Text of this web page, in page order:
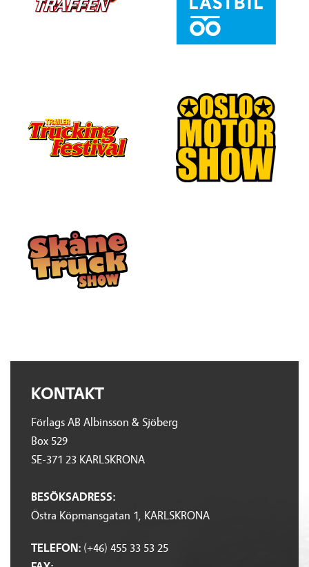
KONTAKT
Förlags AB Albinsson & Sjöberg
Box 529
SE-371 23 KARLSKRONA
BESÖKSADRESS:
Östra Köpmansgatan 1, KARLSKRONA
TELEFON: (+46) 455 33 53 25